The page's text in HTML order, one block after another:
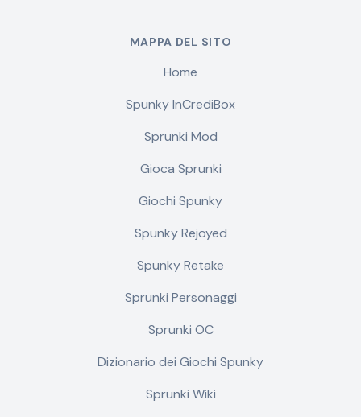
MAPPA DEL SITO
Home
Spunky InCrediBox
Sprunki Mod
Gioca Sprunki
Giochi Spunky
Spunky Rejoyed
Spunky Retake
Sprunki Personaggi
Sprunki OC
Dizionario dei Giochi Spunky
Sprunki Wiki